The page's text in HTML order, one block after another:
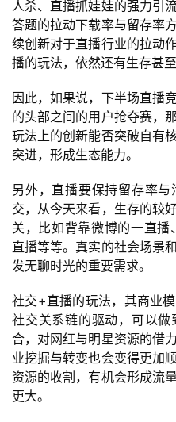
日
游
茶
对
接
会
上
海
站
中
文
(
中
国
)
人杀、直播抓娃娃的强力引
答题的拉动下载率与留存率
续创新对于直播行业的拉动
播的玩法，依然还有生存甚
因此，如果说，下半场直播
的头部之间的用户抢夺赛，
玩法上的创新能否突破自有
突进，形成生态能力。
另外，直播要保持留存率
交，从今天来看，生存的较
关，比如背靠微博的一直
直播等等。真实的社会场景
发无聊时光的重要需求。
社交+直播的玩法，其商业
社交关系链的驱动，可以
合，对网红与明星资源的借
业挖掘与转变也会变得更加
资源的收割，有机会形成流
更大。